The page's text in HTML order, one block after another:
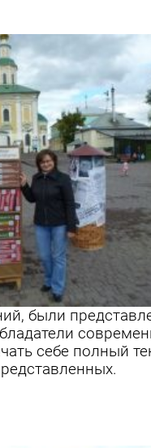
были
себе полный